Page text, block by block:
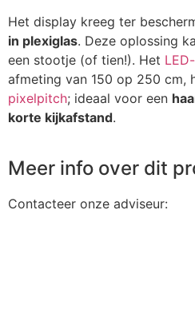
Het display kreeg ter
in plexiglas. Deze oplossing
een stootje (of tien!). Het
afmeting van 150 op 250 cm,
pixelpitch; ideaal voor een
korte kijkafstand.
Meer info over dit
Contacteer onze adviseur: